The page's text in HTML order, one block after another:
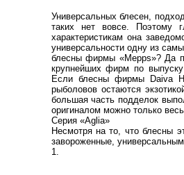
Универсальных блесен,
таких нет вовсе. Поэтому
характеристикам она
универсальности одну из
блесны фирмы «Mepps»? Да
крупнейших фирм по
Если блесны фирмы Daiva
рыболовов остаются
большая часть подделок
оригиналом можно только
Серия «Aglia»
Несмотря на то, что блесны
завороженные,
1.